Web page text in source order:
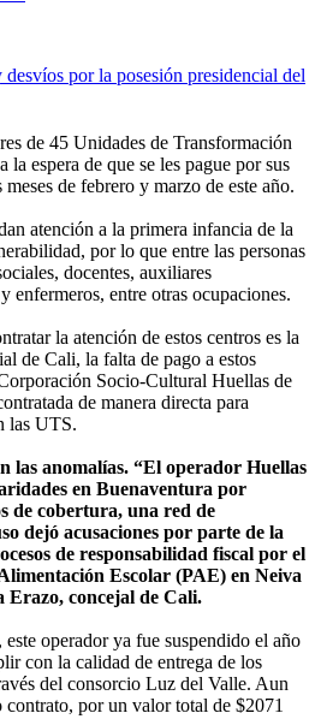
por la posesión presidencial del
de 45 Unidades de Transformación
espera de que se les pague por sus
de febrero y marzo de este año.
atención a la primera infancia de la
por lo que entre las personas
docentes, auxiliares
enfermeros, entre otras ocupaciones.
la atención de estos centros es la
de Cali, la falta de pago a estos
Socio-Cultural Huellas de
de manera directa para
las UTS.
las anomalías. “El operador Huellas
en Buenaventura por
de cobertura, una red de
dejó acusaciones por parte de la
de responsabilidad fiscal por el
Escolar (PAE) en Neiva
Erazo, concejal de Cali.
operador ya fue suspendido el año
con la calidad de entrega de los
del consorcio Luz del Valle. Aun
contrato, por un valor total de $2071